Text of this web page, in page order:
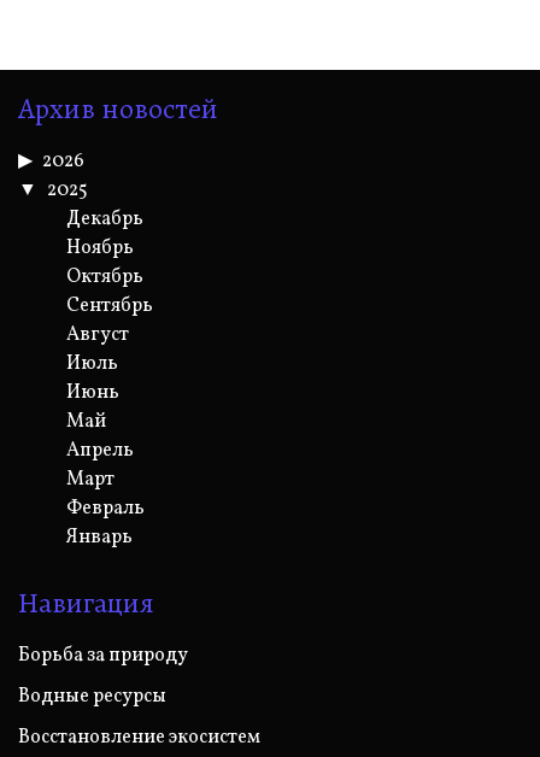
Архив новостей
2026
2025
Декабрь
Ноябрь
Октябрь
Сентябрь
Август
Июль
Июнь
Май
Апрель
Март
Февраль
Январь
Навигация
Борьба за природу
Водные ресурсы
Восстановление экосистем